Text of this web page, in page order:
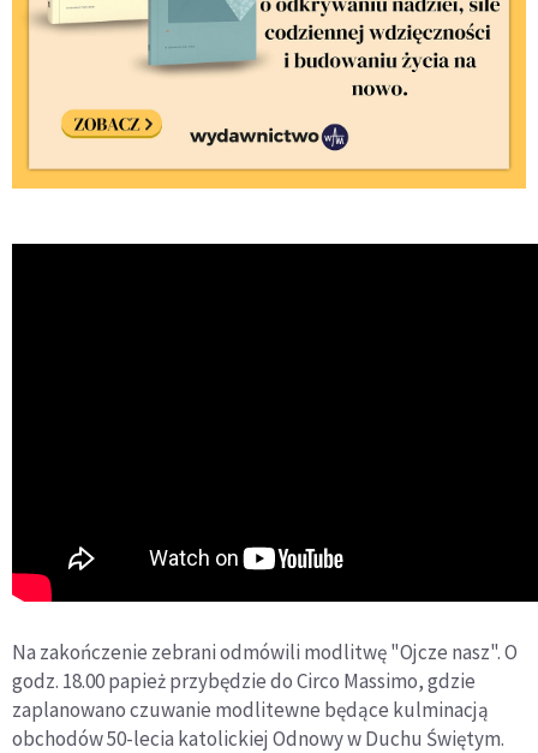
Na zakończenie zebrani odmówili modlitwę "Ojcze nasz". O
godz. 18.00 papież przybędzie do Circo Massimo, gdzie
zaplanowano czuwanie modlitewne będące kulminacją
obchodów 50-lecia katolickiej Odnowy w Duchu Świętym.